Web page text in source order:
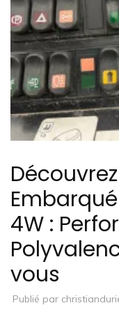
4W :
vous
Publié par